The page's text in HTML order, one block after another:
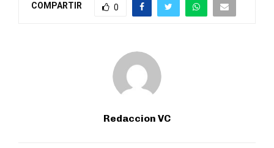
COMPARTIR 0
Redaccion VC